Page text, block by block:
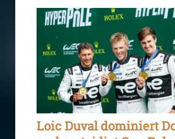
Loic Duval dominiert